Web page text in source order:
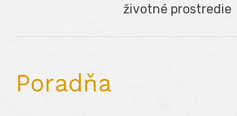
životné prostredie
Poradňa